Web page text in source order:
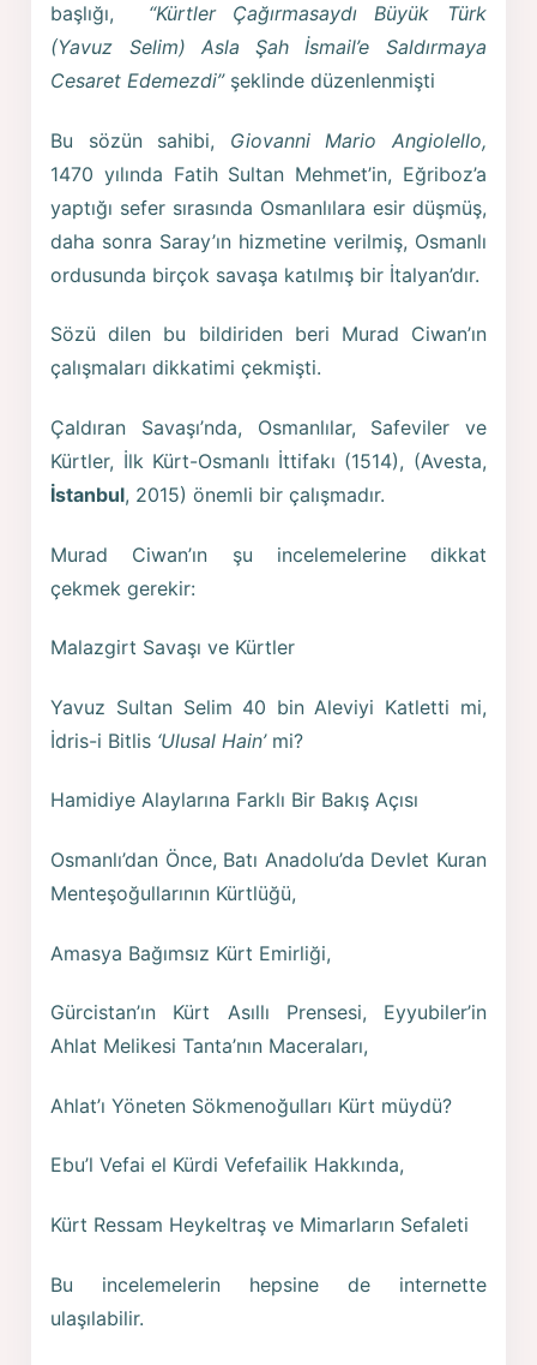
başlığı, “Kürtler Çağırmasaydı Büyük Türk
(Yavuz Selim) Asla Şah İsmail’e Saldırmaya
Cesaret Edemezdi” şeklinde düzenlenmişti
Bu sözün sahibi, Giovanni Mario Angiolello,
1470 yılında Fatih Sultan Mehmet’in, Eğriboz’a
yaptığı sefer sırasında Osmanlılara esir düşmüş,
daha sonra Saray’ın hizmetine verilmiş, Osmanlı
ordusunda birçok savaşa katılmış bir İtalyan’dır.
Sözü dilen bu bildiriden beri Murad Ciwan’ın
çalışmaları dikkatimi çekmişti.
Çaldıran Savaşı’nda, Osmanlılar, Safeviler ve
Kürtler, İlk Kürt-Osmanlı İttifakı (1514), (Avesta,
İstanbul, 2015) önemli bir çalışmadır.
Murad Ciwan’ın şu incelemelerine dikkat
çekmek gerekir:
Malazgirt Savaşı ve Kürtler
Yavuz Sultan Selim 40 bin Aleviyi Katletti mi,
İdris-i Bitlis ‘Ulusal Hain’mi?
Hamidiye Alaylarına Farklı Bir Bakış Açısı
Osmanlı’dan Önce, Batı Anadolu’da Devlet Kuran
Menteşoğullarının Kürtlüğü,
Amasya Bağımsız Kürt Emirliği,
Gürcistan’ın Kürt Asıllı Prensesi, Eyyubiler’in
Ahlat Melikesi Tanta’nın Maceraları,
Ahlat’ı Yöneten Sökmenoğulları Kürt müydü?
Ebu’l Vefai el Kürdi Vefefailik Hakkında,
Kürt Ressam Heykeltraş ve Mimarların Sefaleti
Bu incelemelerin hepsine de internette
ulaşılabilir.